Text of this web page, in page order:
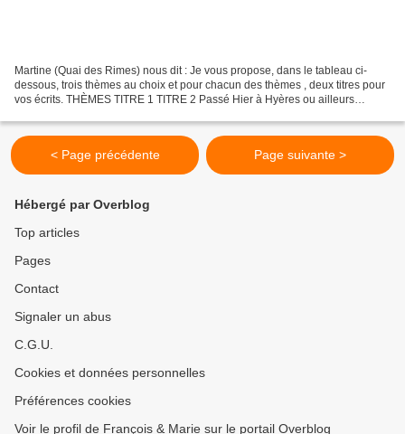
Martine (Quai des Rimes) nous dit : Je vous propose, dans le tableau ci-
dessous, trois thèmes au choix et pour chacun des thèmes , deux titres pour
vos écrits. THÈMES TITRE 1 TITRE 2 Passé Hier à Hyères ou ailleurs
< Page précédente Page suivante >
Hébergé par Overblog
Top articles
Pages
Contact
Signaler un abus
C.G.U.
Cookies et données personnelles
Préférences cookies
Voir le profil de François & Marie sur le portail Overblog